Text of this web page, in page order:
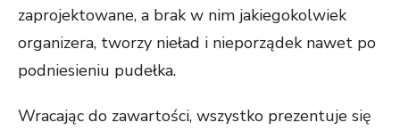
zaprojektowane, a brak w nim jakiegokolwiek
organizera, tworzy nieład i nieporządek nawet po
podniesieniu pudełka.
Wracając do zawartości, wszystko prezentuje się